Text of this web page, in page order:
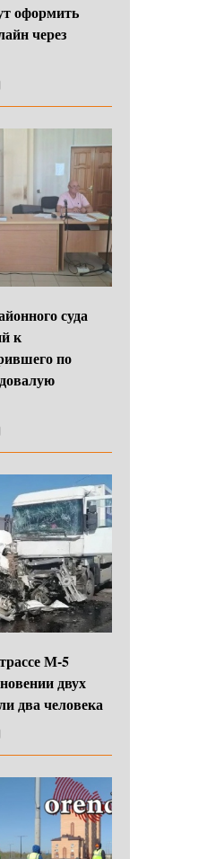
оформить
через
суда
к
по
М-5
двух
два человека